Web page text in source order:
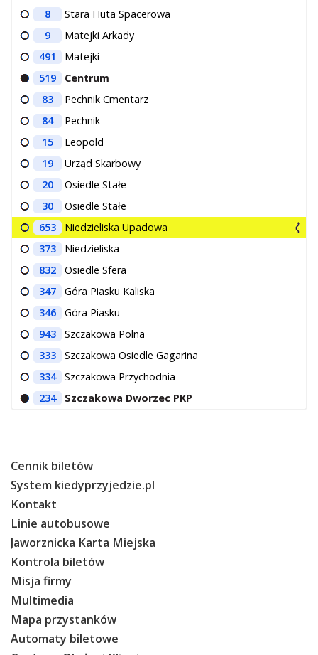
8
Stara Huta Spacerowa
9
Matejki Arkady
491
Matejki
519
Centrum
83
Pechnik Cmentarz
84
Pechnik
15
Leopold
19
Urząd Skarbowy
20
Osiedle Stałe
30
Osiedle Stałe
653
Niedzieliska Upadowa
373
Niedzieliska
832
Osiedle Sfera
347
Góra Piasku Kaliska
346
Góra Piasku
943
Szczakowa Polna
333
Szczakowa Osiedle Gagarina
334
Szczakowa Przychodnia
234
Szczakowa Dworzec PKP
Cennik biletów
System kiedyprzyjedzie.pl
Kontakt
Linie autobusowe
Jaworznicka Karta Miejska
Kontrola biletów
Misja firmy
Multimedia
Mapa przystanków
Automaty biletowe